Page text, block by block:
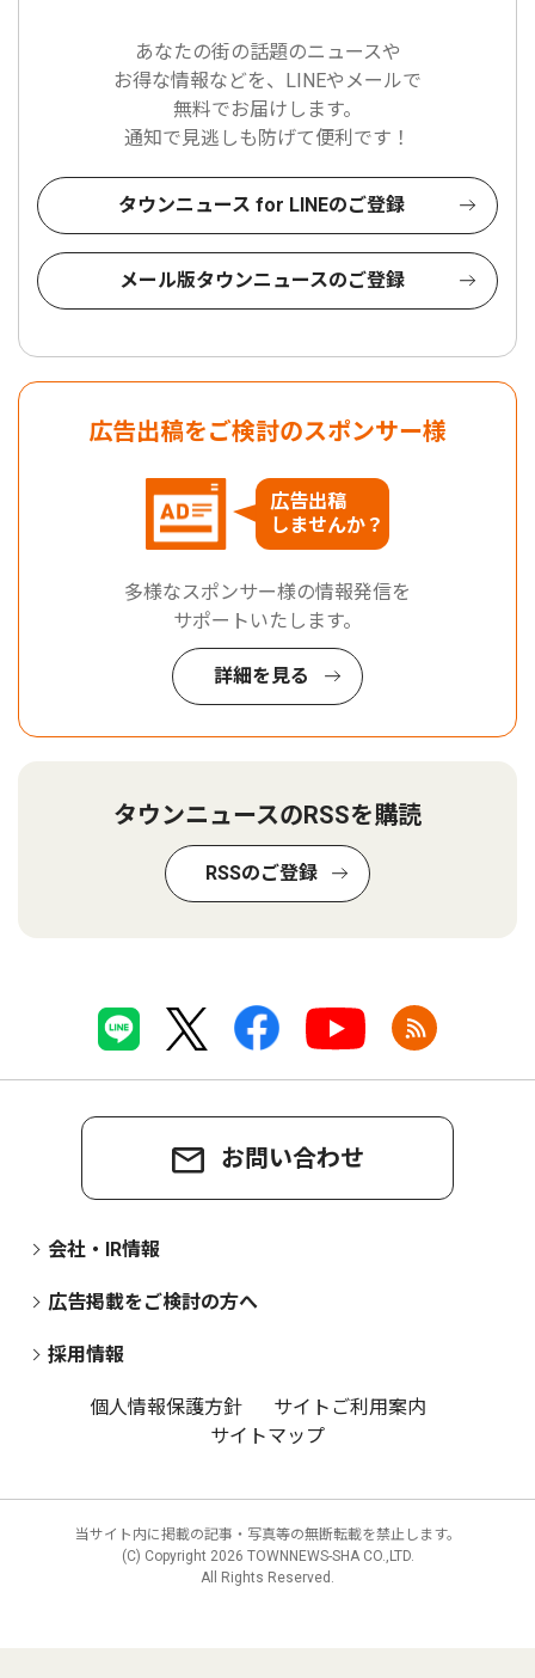
あなたの街の話題のニュースや
お得な情報などを、LINEやメールで
無料でお届けします。
通知で見逃しも防げて便利です！
タウンニュース for LINEのご登録
メール版タウンニュースのご登録
広告出稿をご検討のスポンサー様
広告出稿
しませんか？
多様なスポンサー様の情報発信を
サポートいたします。
詳細を見る
タウンニュースのRSSを購読
RSSのご登録
お問い合わせ
会社・IR情報
広告掲載をご検討の方へ
採用情報
個人情報保護方針
サイトご利用案内
サイトマップ
当サイト内に掲載の記事・写真等の無断転載を禁止します。
(C) Copyright 2026 TOWNNEWS-SHA CO.,LTD.
All Rights Reserved.